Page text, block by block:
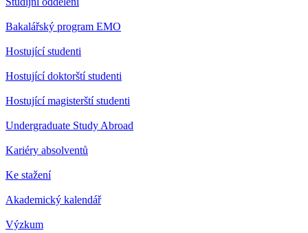
Bakalářský program EMO
Hostující studenti
Hostující doktorští studenti
Hostující magisterští studenti
Undergraduate Study Abroad
Kariéry absolventů
Ke stažení
Akademický kalendář
Výzkum